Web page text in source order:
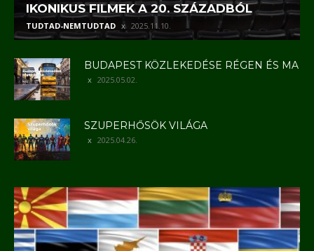
IKONIKUS FILMEK A 20. SZÁZADBÓL
TUDTAD-NEMTUDTAD 2025.11.10.
BUDAPEST KÖZLEKEDÉSE RÉGEN ÉS MA
2025.05.02.
SZUPERHŐSÖK VILÁGA
2025.04.26.